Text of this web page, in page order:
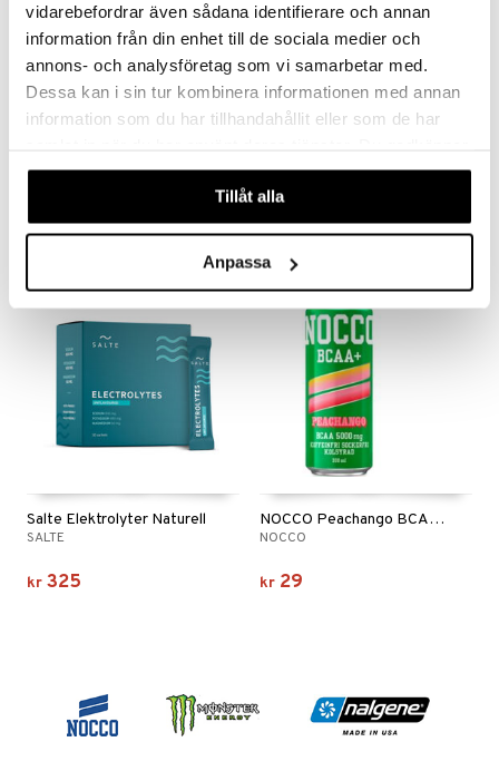
vidarebefordrar även sådana identifierare och annan
information från din enhet till de sociala medier och
annons- och analysföretag som vi samarbetar med.
Dessa kan i sin tur kombinera informationen med annan
information som du har tillhandahållit eller som de har
våra cookies vid fortsatt användande av vår webbplats.
Tillåt alla
Anpassa
325
Salte Elektrolyter Naturell
SALTE
kr 325
NOCCO Peachango BCAA+
NOCCO
kr 29